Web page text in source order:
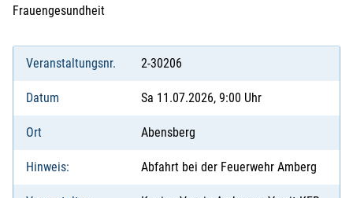
Frauengesundheit
Veranstaltungsnr. 2-30206
Datum Sa 11.07.2026, 9:00 Uhr
Ort Abensberg
Hinweis: Abfahrt bei der Feuerwehr Amberg